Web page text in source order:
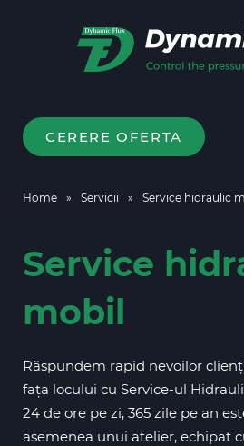
CERERE OFERTA
Home » Servicii » Service hidraulic
Service
mobil
Răspundem rapid nevoilor
fața locului cu Service-ul
24 de ore pe zi, 365 zile pe an
asemenea unui atelier, echipat